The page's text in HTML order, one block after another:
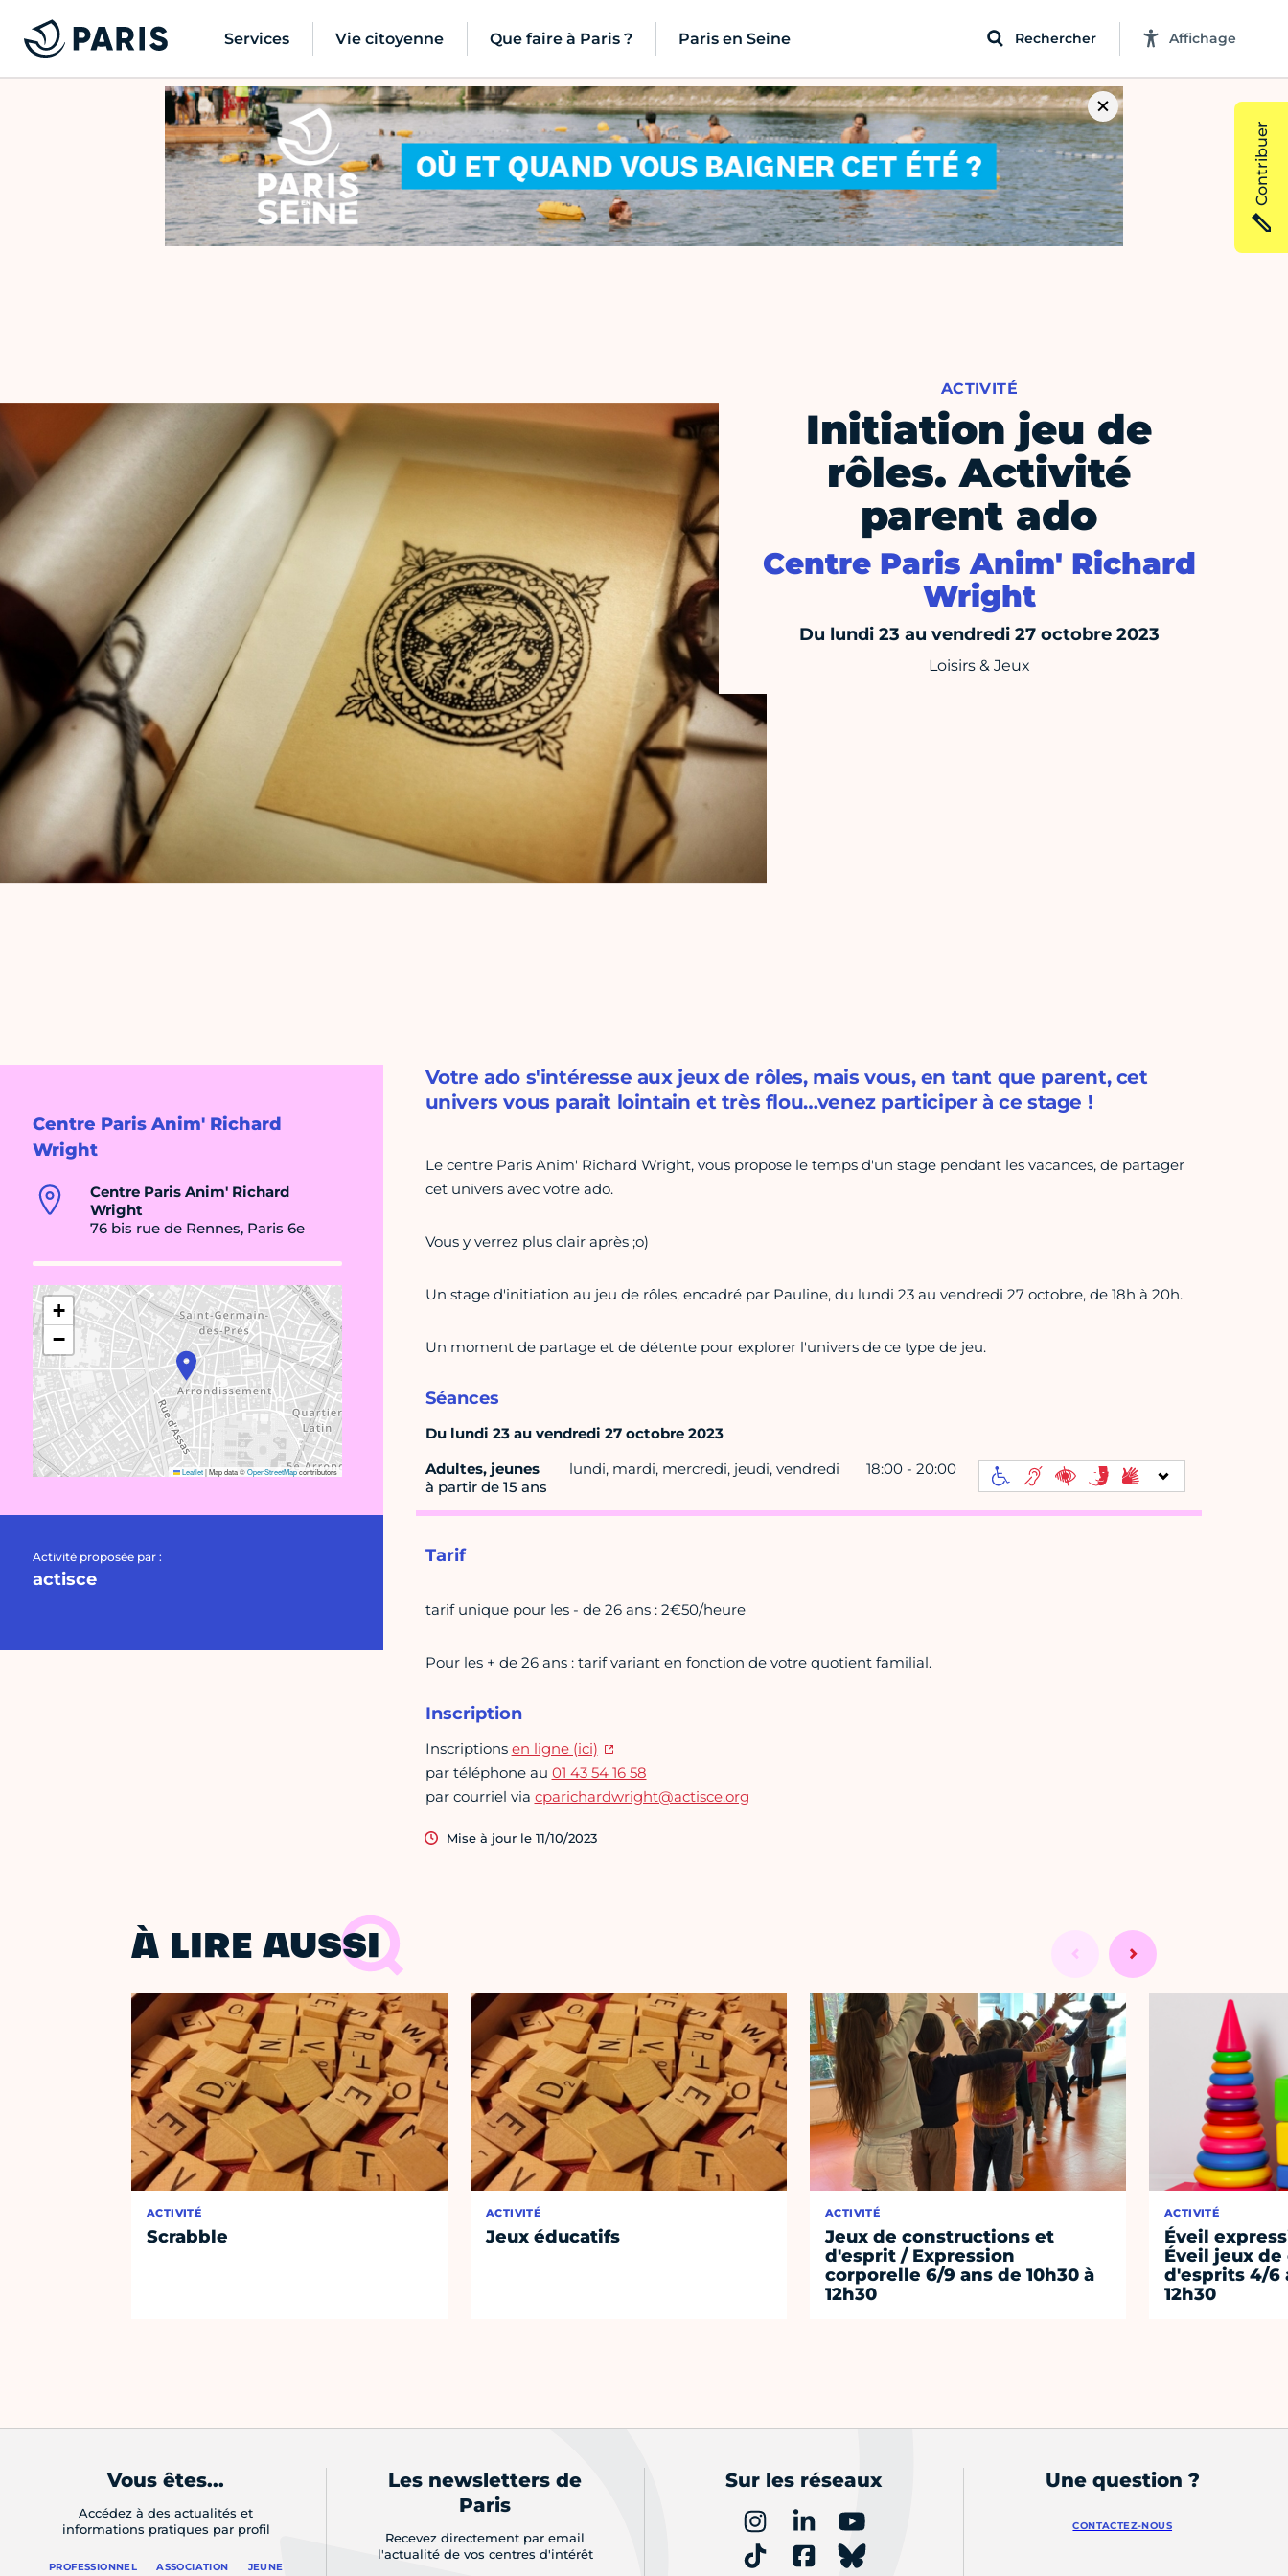
Services Vie citoyenne Que faire à Paris ? Paris en Seine Rechercher Affichage
ACTIVITÉ
Initiation jeu de
rôles. Activité
parent ado
Centre Paris Anim' Richard
Wright
Du lundi 23 au vendredi 27 octobre 2023
Loisirs & Jeux
Centre Paris Anim' Richard
Wright
Centre Paris Anim' Richard
Wright
76 bis rue de Rennes, Paris 6e
+
−
Leaflet|Map data ©OpenStreetMapcontributors
Activité proposée par :
actisce
Votre ado s'intéresse aux jeux de rôles, mais vous, en tant que parent, cet
univers vous parait lointain et très flou…venez participer à ce stage !
Le centre Paris Anim' Richard Wright, vous propose le temps d'un stage pendant les vacances, de partager
cet univers avec votre ado.
Vous y verrez plus clair après ;o)
Un stage d'initiation au jeu de rôles, encadré par Pauline, du lundi 23 au vendredi 27 octobre, de 18h à 20h.
Un moment de partage et de détente pour explorer l'univers de ce type de jeu.
Séances
Du lundi 23 au vendredi 27 octobre 2023
Adultes, jeunes
à partir de 15 ans
lundi, mardi, mercredi, jeudi, vendredi 18:00 - 20:00
Tarif
tarif unique pour les - de 26 ans : 2€50/heure
Pour les + de 26 ans : tarif variant en fonction de votre quotient familial.
Inscription
Inscriptions en ligne (ici)
par téléphone au 01 43 54 16 58
par courriel via cparichardwright@actisce.org
Mise à jour le 11/10/2023
À LIRE AUSSI
ACTIVITÉ
Scrabble
ACTIVITÉ
Jeux éducatifs
ACTIVITÉ
Jeux de constructions et
d'esprit / Expression
corporelle 6/9 ans de 10h30 à
12h30
ACTIVITÉ
Éveil
Éveil jeux
d'esprits 4/6
12h30
Contribuer
Vous êtes...
Accédez à des actualités et
informations pratiques par profil
PROFESSIONNEL ASSOCIATION JEUNE
Les newsletters de
Paris
Recevez directement par email
l'actualité de vos centres d'intérêt
Sur les réseaux Une question ?
CONTACTEZ-NOUS